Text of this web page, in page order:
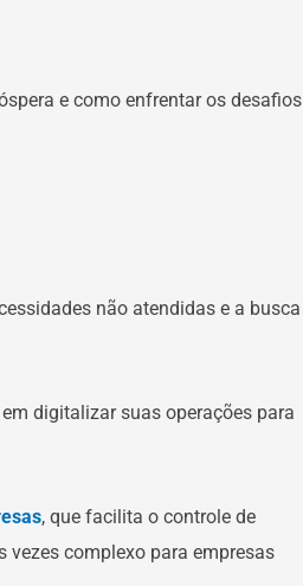
e como enfrentar os desafios
não atendidas e a busca
digitalizar suas operações para
, que facilita o controle de
vezes complexo para empresas